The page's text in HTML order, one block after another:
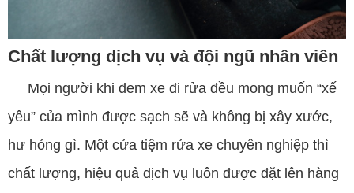
Chất lượng dịch vụ và đội ngũ nhân viên
Mọi người khi đem xe đi rửa đều mong muốn “xế
yêu” của mình được sạch sẽ và không bị xây xước,
hư hỏng gì. Một cửa tiệm rửa xe chuyên nghiệp thì
chất lượng, hiệu quả dịch vụ luôn được đặt lên hàng